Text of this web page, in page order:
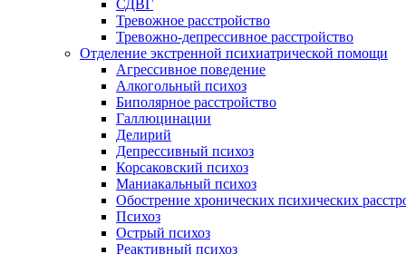
СДВГ
Тревожное расстройство
Тревожно-депрессивное расстройство
Отделение экстренной психиатрической помощи
Агрессивное поведение
Алкогольный психоз
Биполярное расстройство
Галлюцинации
Делирий
Депрессивный психоз
Корсаковский психоз
Маниакальный психоз
Обострение хронических психических
Психоз
Острый психоз
Реактивный психоз